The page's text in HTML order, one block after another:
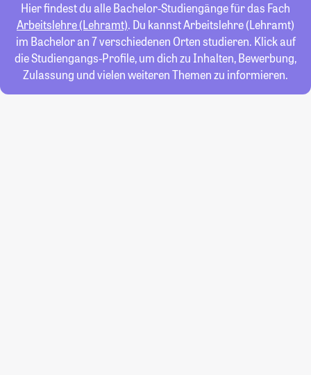
Hier findest du alle Bachelor-Studiengänge für das Fach
Arbeitslehre (Lehramt). Du kannst Arbeitslehre (Lehramt)
im Bachelor an 7 verschiedenen Orten studieren. Klick auf
die Studiengangs-Profile, um dich zu Inhalten, Bewerbung,
Zulassung und vielen weiteren Themen zu informieren.